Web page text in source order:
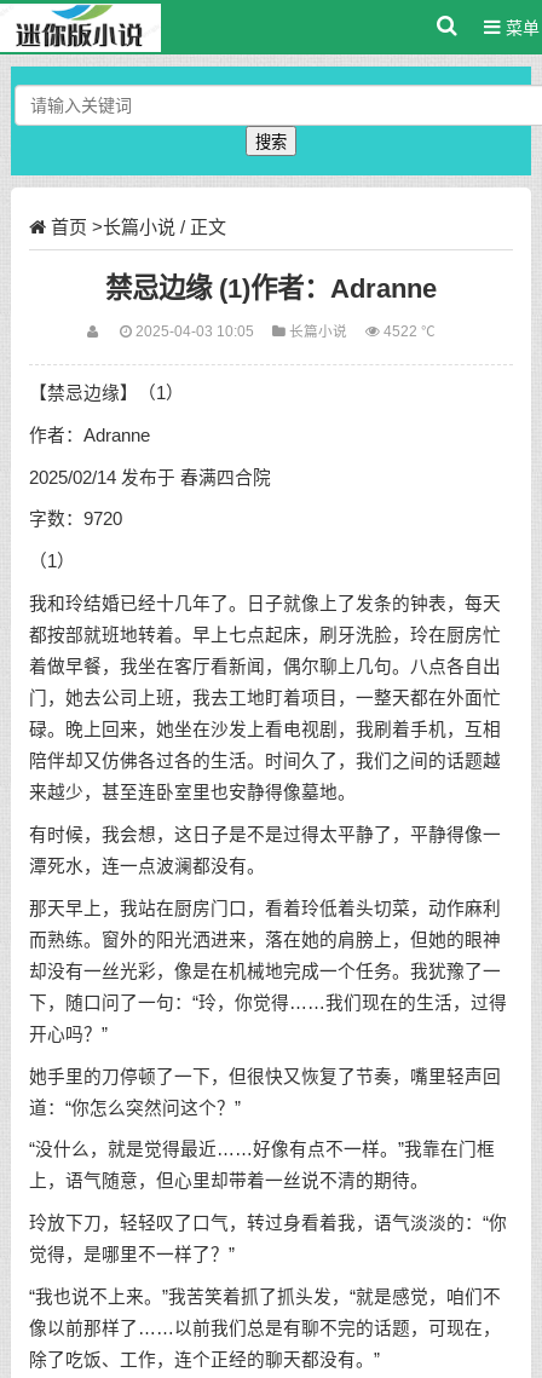
菜单
搜索
首页 >长篇小说 / 正文
禁忌边缘 (1)作者：Adranne
2025-04-03 10:05 长篇小说 4522 ℃
【禁忌边缘】（1）
作者：Adranne
2025/02/14 发布于 春满四合院
字数：9720
（1）
我和玲结婚已经十几年了。日子就像上了发条的钟表，每天
都按部就班地转着。早上七点起床，刷牙洗脸，玲在厨房忙
着做早餐，我坐在客厅看新闻，偶尔聊上几句。八点各自出
门，她去公司上班，我去工地盯着项目，一整天都在外面忙
碌。晚上回来，她坐在沙发上看电视剧，我刷着手机，互相
陪伴却又仿佛各过各的生活。时间久了，我们之间的话题越
来越少，甚至连卧室里也安静得像墓地。
有时候，我会想，这日子是不是过得太平静了，平静得像一
潭死水，连一点波澜都没有。
那天早上，我站在厨房门口，看着玲低着头切菜，动作麻利
而熟练。窗外的阳光洒进来，落在她的肩膀上，但她的眼神
却没有一丝光彩，像是在机械地完成一个任务。我犹豫了一
下，随口问了一句：“玲，你觉得……我们现在的生活，过得
开心吗？”
她手里的刀停顿了一下，但很快又恢复了节奏，嘴里轻声回
道：“你怎么突然问这个？”
“没什么，就是觉得最近……好像有点不一样。”我靠在门框
上，语气随意，但心里却带着一丝说不清的期待。
玲放下刀，轻轻叹了口气，转过身看着我，语气淡淡的：“你
觉得，是哪里不一样了？”
“我也说不上来。”我苦笑着抓了抓头发，“就是感觉，咱们不
像以前那样了……以前我们总是有聊不完的话题，可现在，
除了吃饭、工作，连个正经的聊天都没有。”